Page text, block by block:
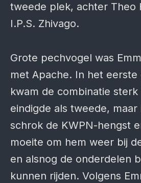
tweede plek, achter Theo
I.P.S. Zhivago.
Grote pechvogel was
met Apache. In het eerste
kwam de combinatie
eindigde als tweede,
schrok de KWPN-hengst
moeite om hem weer bij
en alsnog de onderdelen
kunnen rijden. Volgens